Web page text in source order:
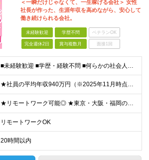
＜一瞬だけじゃなくて、一生稼げる会社＞ 女性
社長が作った、生涯年収を高めながら、安心して
働き続けられる会社。
未経験歓迎 学歴不問 ベテランOK
完全週休2日 賞与複数月 面接1回
■未経験歓迎 ■学歴・経験不問 ■何らかの社会人経験がある方 ＜こんな方に向いています！＞ ・頑張った分評価されたい方 ・将来役立つ知識を身につけたい方 ・新しいことを学ぶのが好きな方 ・趣味
★社員の平均年収940万円（※2025年11月時点） ★転職者は全員収入アップを実現 ★入社半年で昇給した実績あり！ 【営業未経験】 月給35万8,000円～（固定残業代含む）＋インセンティブ ＋賞
★リモートワーク可能◎ ★東京・大阪・福岡の3拠点で募集中／ご希望の勤務地で配属します ★転勤なし ＜東京支店＞ 東京都港区三田1丁目4番28号 三田国際ビル2階 ＜大阪本社＞ 大阪府大阪市北区梅
リモートワークOK
20時間以内